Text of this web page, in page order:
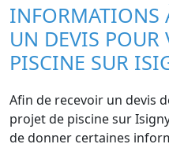
INFORMATIONS
UN DEVIS POUR
PISCINE SUR
Afin de recevoir un devis
projet de piscine sur
de donner certaines